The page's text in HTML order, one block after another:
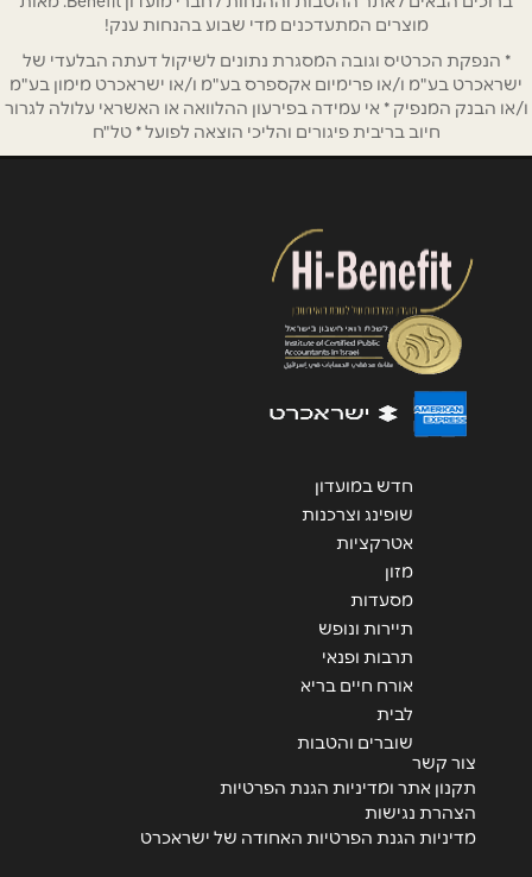
נושא*
אנא חזרו אלי בקשר ל...
הודעה*
שליחה
מוצרים המתעדכנים מדי שבוע בהנחות ענק!
* הנפקת הכרטיס וגובה המסגרת נתונים לשיקול דעתה הבלעדי של
ישראכרט בע"מ ו/או פרימיום אקספרס בע"מ ו/או ישראכרט מימון בע"מ
ו/או הבנק המנפיק * אי עמידה בפירעון ההלוואה או האשראי עלולה לגרור
חיוב בריבית פיגורים והליכי הוצאה לפועל * טל"ח
חדש במועדון
שופינג וצרכנות
אטרקציות
מזון
מסעדות
תיירות ונופש
תרבות ופנאי
אורח חיים בריא
לבית
שוברים והטבות
צור קשר
תקנון אתר ומדיניות הגנת הפרטיות
הצהרת נגישות
מדיניות הגנת הפרטיות האחודה של ישראכרט